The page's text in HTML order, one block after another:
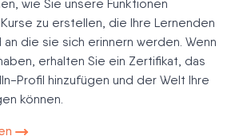
wie Sie unsere Funktionen
zu erstellen, die Ihre Lernenden
die sie sich erinnern werden. Wenn
erhalten Sie ein Zertifikat, das
Profil hinzufügen und der Welt Ihre
können.